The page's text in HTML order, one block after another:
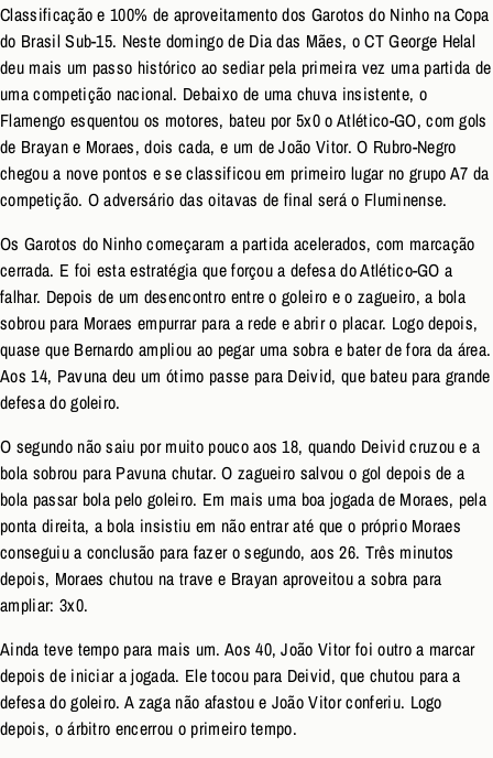
Classificação e 100% de aproveitamento dos Garotos do Ninho na Copa
do Brasil Sub-15. Neste domingo de Dia das Mães, o CT George Helal
deu mais um passo histórico ao sediar pela primeira vez uma partida de
uma competição nacional. Debaixo de uma chuva insistente, o
Flamengo esquentou os motores, bateu por 5x0 o Atlético-GO, com gols
de Brayan e Moraes, dois cada, e um de João Vitor. O Rubro-Negro
chegou a nove pontos e se classificou em primeiro lugar no grupo A7 da
competição. O adversário das oitavas de final será o Fluminense.
Os Garotos do Ninho começaram a partida acelerados, com marcação
cerrada. E foi esta estratégia que forçou a defesa do Atlético-GO a
falhar. Depois de um desencontro entre o goleiro e o zagueiro, a bola
sobrou para Moraes empurrar para a rede e abrir o placar. Logo depois,
quase que Bernardo ampliou ao pegar uma sobra e bater de fora da área.
Aos 14, Pavuna deu um ótimo passe para Deivid, que bateu para grande
defesa do goleiro.
O segundo não saiu por muito pouco aos 18, quando Deivid cruzou e a
bola sobrou para Pavuna chutar. O zagueiro salvou o gol depois de a
bola passar bola pelo goleiro. Em mais uma boa jogada de Moraes, pela
ponta direita, a bola insistiu em não entrar até que o próprio Moraes
conseguiu a conclusão para fazer o segundo, aos 26. Três minutos
depois, Moraes chutou na trave e Brayan aproveitou a sobra para
ampliar: 3x0.
Ainda teve tempo para mais um. Aos 40, João Vitor foi outro a marcar
depois de iniciar a jogada. Ele tocou para Deivid, que chutou para a
defesa do goleiro. A zaga não afastou e João Vitor conferiu. Logo
depois, o árbitro encerrou o primeiro tempo.